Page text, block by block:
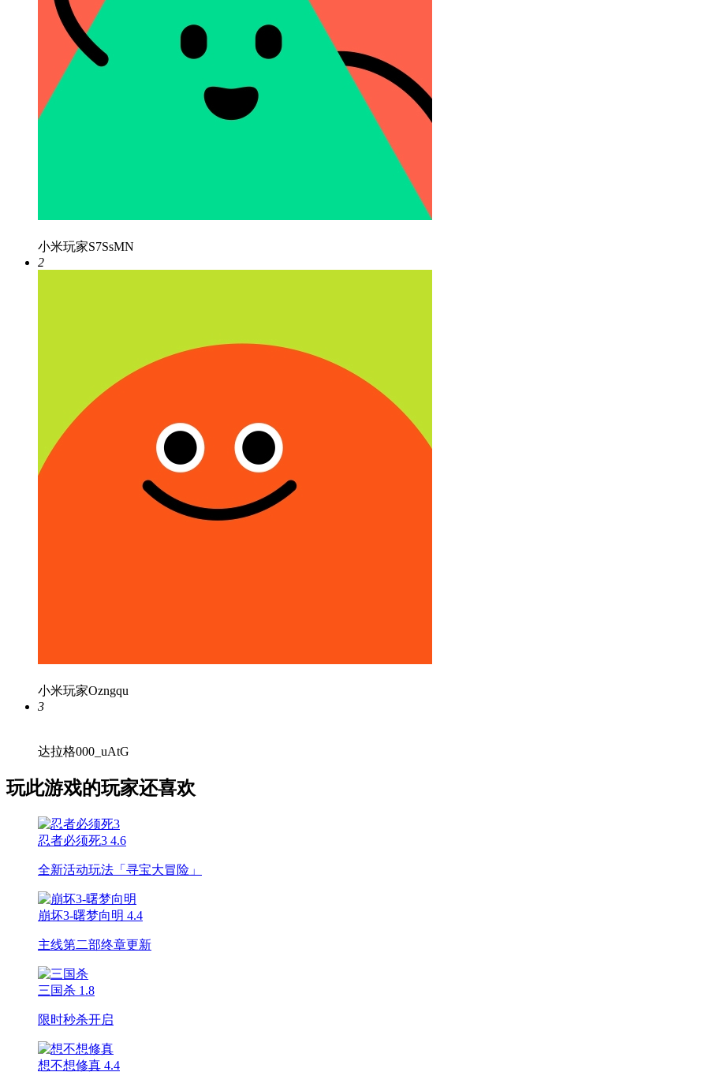
小米玩家S7SsMN
2
小米玩家Ozngqu
3
达拉格000_uAtG
玩此游戏的玩家还喜欢
忍者必须死3 4.6
全新活动玩法「寻宝大冒险」
崩坏3-曙梦向明 4.4
主线第二部终章更新
三国杀 1.8
限时秒杀开启
想不想修真 4.4